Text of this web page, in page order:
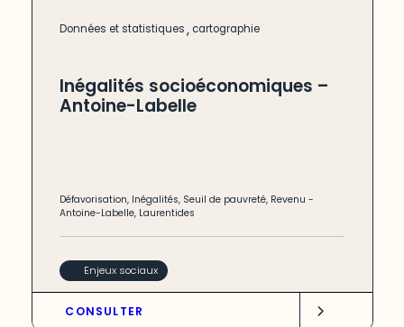
Données et statistiques, cartographie
Inégalités socioéconomiques –
Antoine-Labelle
Défavorisation, Inégalités, Seuil de pauvreté, Revenu -
Antoine-Labelle, Laurentides
Enjeux sociaux
CONSULTER